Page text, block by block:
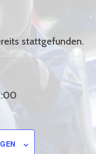
stattgefunden.